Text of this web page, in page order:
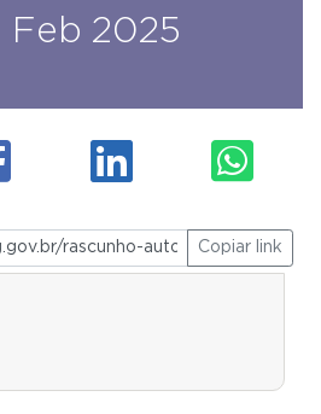
Feb 2025
Copiar link